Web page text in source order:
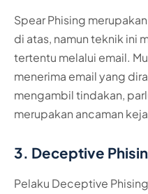
Spear Phising
di atas, namun teknik ini
tertentu melalui email.
menerima email yang
mengambil tindakan,
merupakan ancaman
3. Deceptive
Pelaku Deceptive